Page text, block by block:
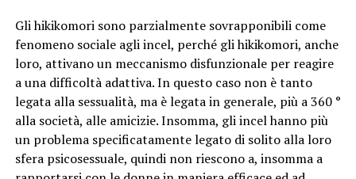
Gli hikikomori sono parzialmente sovrapponibili come
fenomeno sociale agli incel, perché glihikikomori, anche
loro, attivano un meccanismo disfunzionale per reagire
a una difficoltà adattiva. In questo caso non è tanto
legata alla sessualità, ma è legata in generale, più a 360 °
alla società, alle amicizie. Insomma, gli incel hanno più
un problema specificatamente legato di solito alla loro
sfera psicosessuale, quindi non riescono a, insomma a